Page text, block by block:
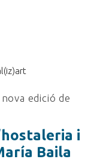
nova edició de
i
Baila